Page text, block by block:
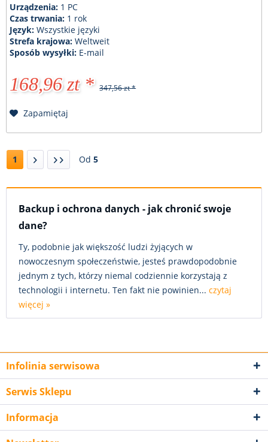
Urządzenia: 1 PC
Czas trwania: 1 rok
Język:Wszystkie języki
Strefa krajowa:Weltweit
Sposób wysyłki: E-mail
168,96 zt * 347,56 zt *
Zapamiętaj
1 Od 5
Backup i ochrona danych - jak chronić swoje
dane?
Ty, podobnie jak większość ludzi żyjących w
nowoczesnym społeczeństwie, jesteś prawdopodobnie
jednym z tych, którzy niemal codziennie korzystają z
technologii i internetu. Ten fakt nie powinien... czytaj
więcej »
Infolinia serwisowa
Serwis Sklepu
Informacja